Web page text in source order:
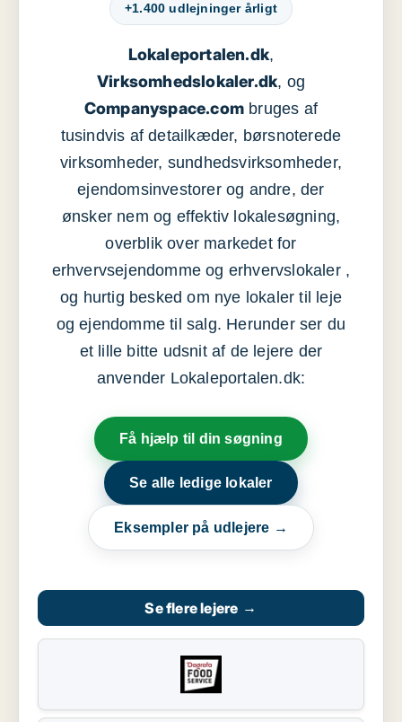
+1.400 udlejninger årligt
Lokaleportalen.dk,
Virksomhedslokaler.dk, og
Companyspace.com bruges af
tusindvis af detailkæder, børsnoterede
virksomheder, sundhedsvirksomheder,
ejendomsinvestorer og andre, der
ønsker nem og effektiv lokalesøgning,
overblik over markedet for
erhvervsejendomme og erhvervslokaler ,
og hurtig besked om nye lokaler til leje
og ejendomme til salg. Herunder ser du
et lille bitte udsnit af de lejere der
anvender Lokaleportalen.dk:
Få hjælp til din søgning
Se alle ledige lokaler
Eksempler på udlejere →
Se flere lejere →